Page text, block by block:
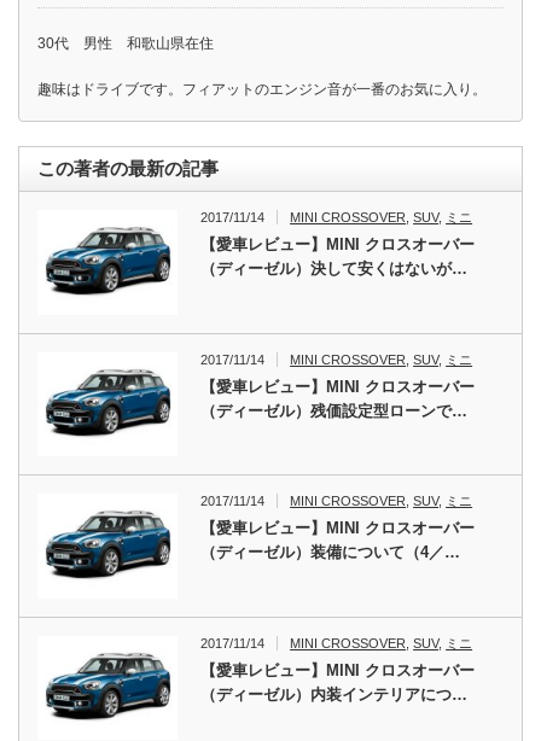
30代 男性 和歌山県在住
趣味はドライブです。フィアットのエンジン音が一番のお気に入り。
この著者の最新の記事
2017/11/14 MINI CROSSOVER ,SUV, ミニ
【愛車レビュー】MINI クロスオーバー
（ディーゼル）決して安くはないが…
2017/11/14 MINI CROSSOVER ,SUV, ミニ
【愛車レビュー】MINI クロスオーバー
（ディーゼル）残価設定型ローンで…
2017/11/14 MINI CROSSOVER ,SUV, ミニ
【愛車レビュー】MINI クロスオーバー
（ディーゼル）装備について（4／…
2017/11/14 MINI CROSSOVER ,SUV, ミニ
【愛車レビュー】MINI クロスオーバー
（ディーゼル）内装インテリアにつ…